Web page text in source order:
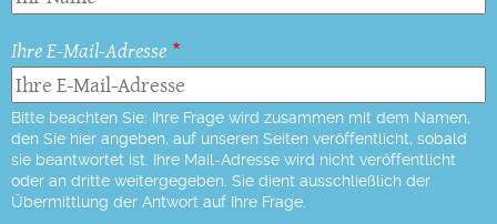
Ihre E-Mail-Adresse
Bitte beachten Sie: Ihre Frage wird zusammen mit dem Namen,
den Sie hier angeben, auf unseren Seiten veröffentlicht, sobald
sie beantwortet ist. Ihre Mail-Adresse wird nicht veröffentlicht
oder an dritte weitergegeben. Sie dient ausschließlich der
Übermittlung der Antwort auf Ihre Frage.